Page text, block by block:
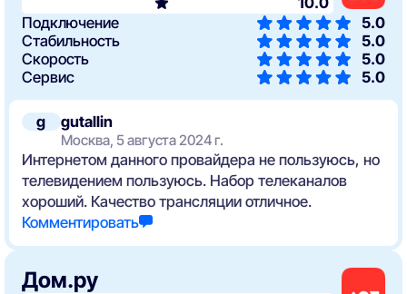
g gutallin
Москва, 5 августа 2024 г.
Интернетом данного провайдера не пользуюсь, но
телевидением пользуюсь. Набор телеканалов
хороший. Качество трансляции отличное.
Комментировать
Подключение
5.0
Стабильность
5.0
Скорость
5.0
Сервис
5.0
Дом.ру